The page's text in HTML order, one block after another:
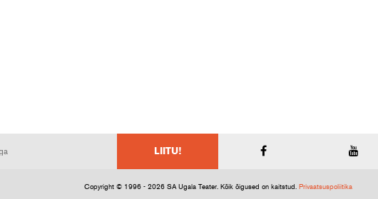
LIITU!
Copyright © 1996 - 2026 SA Ugala Teater. Kõik õigused on kaitstud. Privaatsuspoliitika